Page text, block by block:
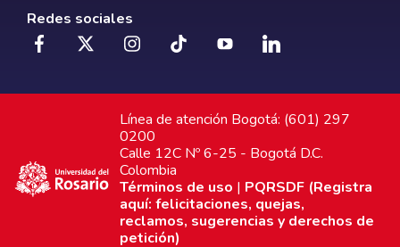
Redes sociales
Línea de atención Bogotá: (601) 297
0200
Calle 12C Nº 6-25 - Bogotá D.C.
Colombia
Términos de uso | PQRSDF (Registra
aquí: felicitaciones, quejas,
reclamos, sugerencias y derechos de
petición)